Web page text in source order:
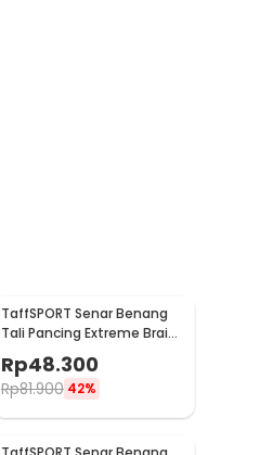
TaffSPORT Senar Benang
Tali Pancing Extreme Braid
3.0 500M - FM-PEL
Rp48.300
Rp81.900 42%